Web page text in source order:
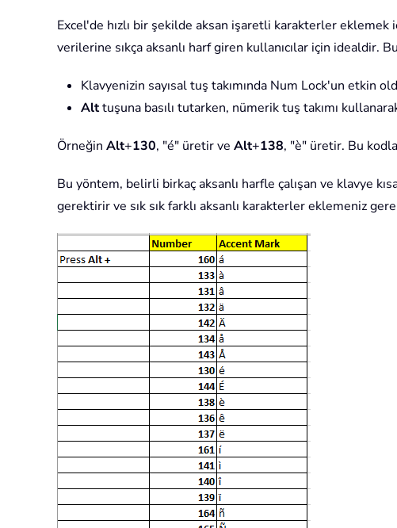
Excel'de hızlı bir şekilde aksan işaretli karakterler eklemek
verilerine sıkça aksanlı harf giren kullanıcılar için idealdir.
Klavyenizin sayısal tuş takımında Num Lock'un etkin
Alttuşuna basılı tutarken, nümerik tuş takımı
Örneğin Alt+130, "é" üretir ve Alt+138, "è" üretir. Bu
Bu yöntem, belirli birkaç aksanlı harfle çalışan ve klavye
gerektirir ve sık sık farklı aksanlı karakterler eklemeniz